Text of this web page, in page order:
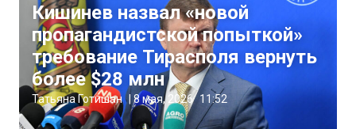
Кишинев назвал «новой
пропагандистской попыткой»
требование Тирасполя вернуть
более $28 млн
Татьяна Готишан |8 мая, 2026 11:52